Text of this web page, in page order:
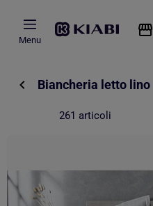
Menu
Biancheria letto lino
261 articoli